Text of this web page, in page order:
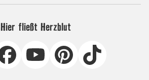
Hier fließt Herzblut